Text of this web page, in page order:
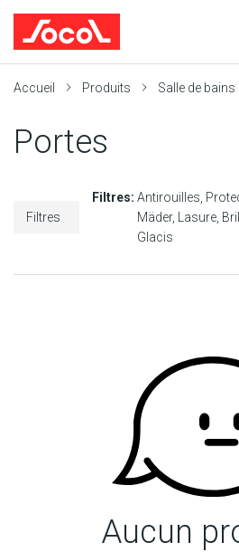
recherche
recherche
navigation
Accueil Produits Salle de bains
Portes
Filtres
Filtres: Antirouilles
Mäder
Lasure
Glacis
Aucun